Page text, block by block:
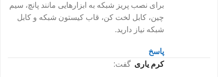
برای نصب پریز شبکه به ابزارهایی مانند پانچ، سیم
چین، کابل لخت کن، قاب کیستون شبکه و کابل
شبکه نیاز دارید.
پاسخ
کرم یاری گفت: